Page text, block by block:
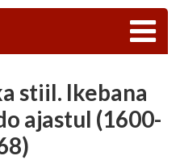
stiil. Ikebana
ajastul (1600-